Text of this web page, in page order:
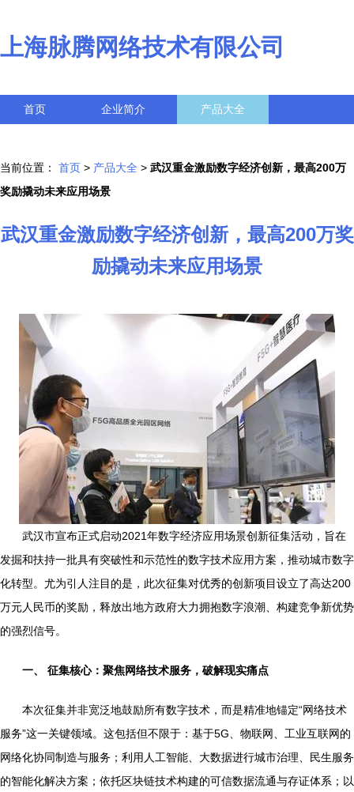
上海脉腾网络技术有限公司
首页 企业简介 产品大全
当前位置： 首页 > 产品大全 > 武汉重金激励数字经济创新，最高200万
奖励撬动未来应用场景
武汉重金激励数字经济创新，最高200万奖
励撬动未来应用场景
武汉市宣布正式启动2021年数字经济应用场景创新征集活动，旨在
发掘和扶持一批具有突破性和示范性的数字技术应用方案，推动城市数字
化转型。尤为引人注目的是，此次征集对优秀的创新项目设立了高达200
万元人民币的奖励，释放出地方政府大力拥抱数字浪潮、构建竞争新优势
的强烈信号。
一、 征集核心：聚焦网络技术服务，破解现实痛点
本次征集并非宽泛地鼓励所有数字技术，而是精准地锚定“网络技术
服务”这一关键领域。这包括但不限于：基于5G、物联网、工业互联网的
网络化协同制造与服务；利用人工智能、大数据进行城市治理、民生服务
的智能化解决方案；依托区块链技术构建的可信数据流通与存证体系；以